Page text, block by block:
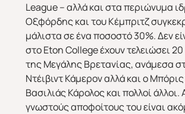
League – αλλά και στα περιώνυμα
Οξφόρδης και του Κέμπριτζ
μάλιστα σε ένα ποσοστό 30%. Δεν
στο Eton College έχουν τελειώσει
της Μεγάλης Βρετανίας, ανάμεσα
Ντέιβιντ Κάμερον αλλά και ο
Βασιλιάς Κάρολος και πολλοί
γνωστούς αποφοίτους του είναι